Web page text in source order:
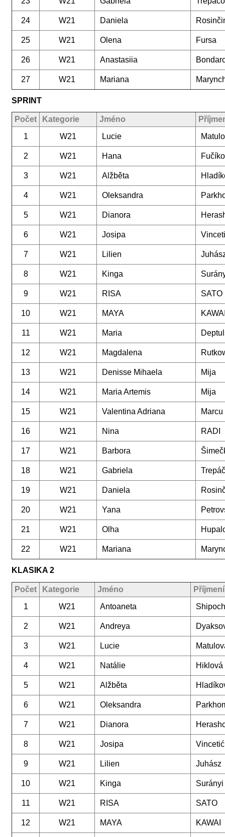
24 W21 Daniela
25 W21 Olena Fursa
26 W21 Anastasiia
27 W21 Mariana
SPRINT
Počet Kategorie Jméno
1
W21 Lucie
2 W21 Hana
3 W21 Alžběta
4 W21 Oleksandra
5 W21 Dianora
6 W21 Josipa
7 W21 Lilien
8 W21 Kinga
9 W21 RISA SATO
10 W21 MAYA
11 W21 Maria
12 W21 Magdalena
13 W21 Denisse Mihaela Mija
14 W21 Maria Artemis Mija
15 W21 Valentina Adriana Marcu
16 W21 Nina RADI
17 W21 Barbora
18 W21 Gabriela
19 W21 Daniela
20 W21 Yana
21 W21 Olha
22 W21 Mariana
KLASIKA 2
Počet Kategorie Jméno
Příjmení
1
W21 Antoaneta
2 W21 Andreya
3 W21 Lucie
4 W21 Natálie Hiklová
5 W21 Alžběta
6 W21 Oleksandra
7 W21 Dianora
8 W21 Josipa Vincetić
9 W21 Lilien Juhász
10 W21 Kinga Surányi
11 W21 RISA SATO
12 W21 MAYA KAWAI